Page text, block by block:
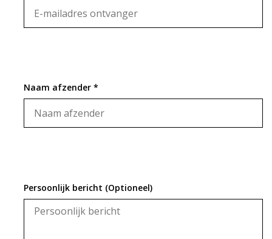
Naam afzender *
Persoonlijk bericht (Optioneel)